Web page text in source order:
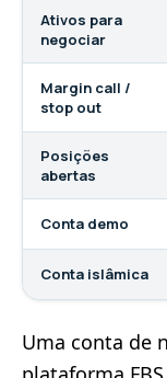
Ativos para
negociar
Margin call /
stop out
Posições
abertas
Conta demo
Conta islâmica
Uma conta de